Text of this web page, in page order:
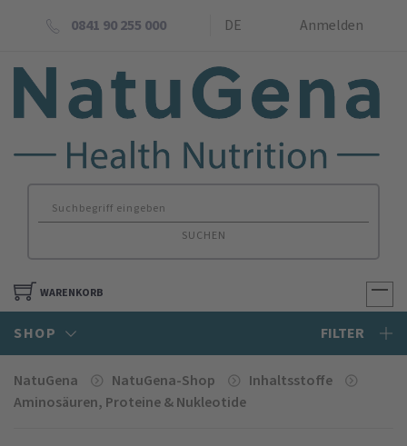
0841 90 255 000 DE Anmelden
SUCHEN
WARENKORB
SHOP FILTER
NatuGena NatuGena-Shop
Inhaltsstoffe
Amino­säuren, Proteine & Nukleotide